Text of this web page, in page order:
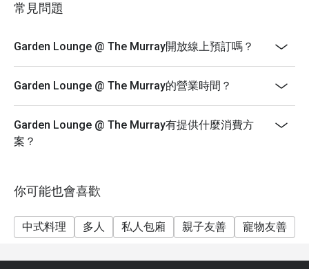
晚餐
Garden Lounge於所有用餐時段均提供戶外寵物友善座
1. 訂座僅保留最多15分鐘。若需取消或更改預約，請提
客戶關係團隊將於訂座前聯絡與您以確認訂座。
定至下午2時30分。星期六至星期日及公共假期之下午3
至下午5時的訂座，用餐時間規定至6時。
4. 優惠只限每桌2至6位客人，每桌僅可享用優惠一次，
常見問題
Garden Lounge @ The Murray開放線上預訂嗎？
Garden Lounge @ The Murray的營業時間？
Garden Lounge @ The Murray有提供什麼消費方
案？
你可能也會喜歡
中式料理 多人 私人包廂 親子友善 寵物友善